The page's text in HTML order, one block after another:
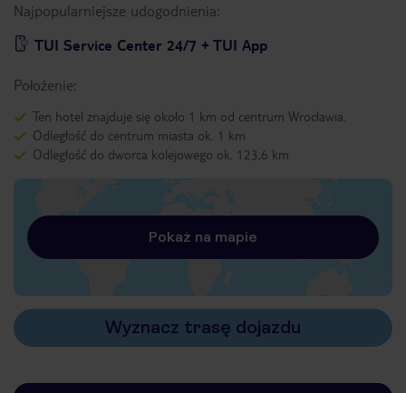
Najpopularniejsze udogodnienia:
TUI Service Center 24/7 + TUI App
Położenie:
Ten hotel znajduje się około 1 km od centrum Wrocławia.
Odległość do centrum miasta ok. 1 km
Odległość do dworca kolejowego ok. 123,6 km
Pokaż na mapie
Wyznacz trasę dojazdu